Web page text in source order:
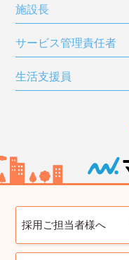
施設長
サービス管理責任者
生活支援員
採用ご担当者様へ